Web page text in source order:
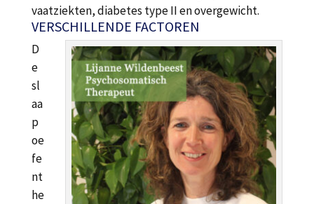
vaatziekten, diabetes type II en overgewicht.
VERSCHILLENDE FACTOREN
D
e
sl
aa
p
oe
fe
nt
he